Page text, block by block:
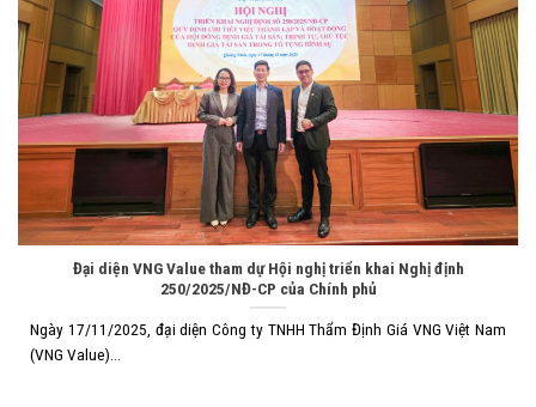
Đại diện VNG Value tham dự Hội nghị triển khai Nghị định
250/2025/NĐ-CP của Chính phủ
Ngày 17/11/2025, đại diện Công ty TNHH Thẩm Định Giá VNG Việt Nam
(VNG Value)...